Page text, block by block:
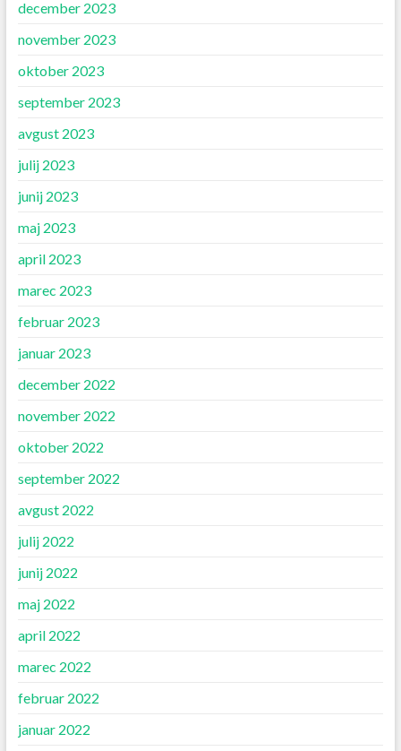
december 2023
november 2023
oktober 2023
september 2023
avgust 2023
julij 2023
junij 2023
maj 2023
april 2023
marec 2023
februar 2023
januar 2023
december 2022
november 2022
oktober 2022
september 2022
avgust 2022
julij 2022
junij 2022
maj 2022
april 2022
marec 2022
februar 2022
januar 2022